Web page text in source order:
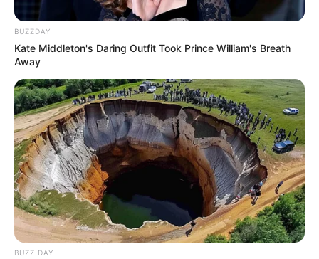
BUZZDAY
Kate Middleton's Daring Outfit Took Prince William's Breath
Away
BUZZ DAY